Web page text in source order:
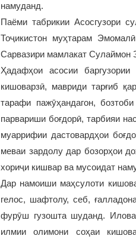
намуданд.
Паёми табрикии Асосгузори
Тоҷикистон муҳтарам
Сарвазири мамлакат Сулаймон
Ҳадафҳои асосии
кишоварзӣ, мавриди тарғиб
тарафи пажӯҳандагон,
парвариши боғдорӣ, тарбияи
муаррифии дастовардҳои
меваи зардолу дар бозорҳои
хориҷи кишвар ва мусоидат
Дар намоиши маҳсулоти
гелос, шафтолу, себ,
фурӯш гузошта шуданд.
илмии олимони соҳаи